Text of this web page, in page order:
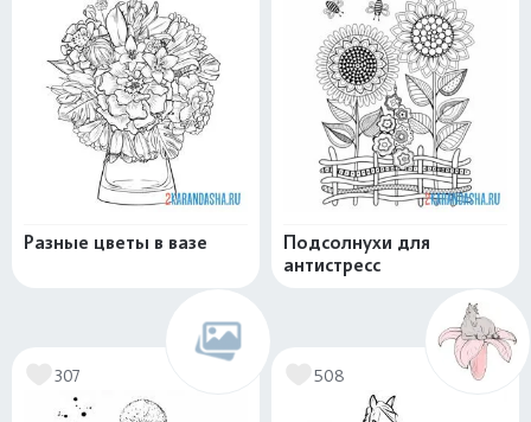
Разные цветы в вазе
Подсолнухи для
антистресс
307 508